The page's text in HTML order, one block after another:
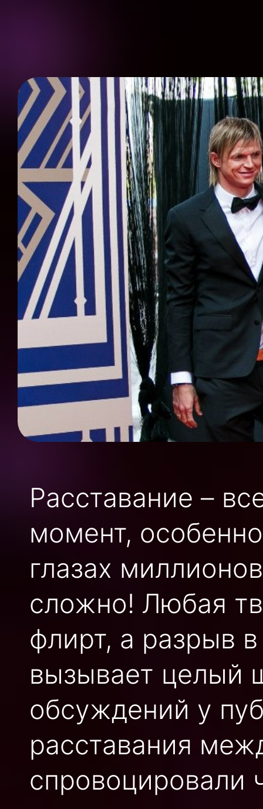
Расставание –
момент,
глазах
сложно! Любая
флирт, а разрыв
вызывает целый
обсуждений у
расставания
спровоцировали